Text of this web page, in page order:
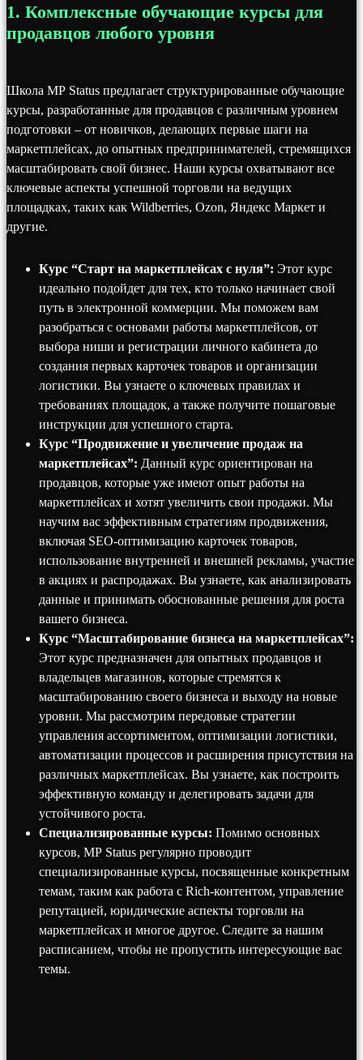
1. Комплексные обучающие курсы для
продавцов любого уровня
Школа MP Status предлагает структурированные обучающие
курсы, разработанные для продавцов с различным уровнем
подготовки – от новичков, делающих первые шаги на
маркетплейсах, до опытных предпринимателей, стремящихся
масштабировать свой бизнес. Наши курсы охватывают все
ключевые аспекты успешной торговли на ведущих
площадках, таких как Wildberries, Ozon, Яндекс Маркет и
другие.
Курс “Старт на маркетплейсах с нуля”: Этот курс
идеально подойдет для тех, кто только начинает свой
путь в электронной коммерции. Мы поможем вам
разобраться с основами работы маркетплейсов, от
выбора ниши и регистрации личного кабинета до
создания первых карточек товаров и организации
логистики. Вы узнаете о ключевых правилах и
требованиях площадок, а также получите пошаговые
инструкции для успешного старта.
Курс “Продвижение и увеличение продаж на
маркетплейсах”: Данный курс ориентирован на
продавцов, которые уже имеют опыт работы на
маркетплейсах и хотят увеличить свои продажи. Мы
научим вас эффективным стратегиям продвижения,
включая SEO-оптимизацию карточек товаров,
использование внутренней и внешней рекламы, участие
в акциях и распродажах. Вы узнаете, как анализировать
данные и принимать обоснованные решения для роста
вашего бизнеса.
Курс “Масштабирование бизнеса на маркетплейсах”:
Этот курс предназначен для опытных продавцов и
владельцев магазинов, которые стремятся к
масштабированию своего бизнеса и выходу на новые
уровни. Мы рассмотрим передовые стратегии
управления ассортиментом, оптимизации логистики,
автоматизации процессов и расширения присутствия на
различных маркетплейсах. Вы узнаете, как построить
эффективную команду и делегировать задачи для
устойчивого роста.
Специализированные курсы: Помимо основных
курсов, MP Status регулярно проводит
специализированные курсы, посвященные конкретным
темам, таким как работа с Rich-контентом, управление
репутацией, юридические аспекты торговли на
маркетплейсах и многое другое. Следите за нашим
расписанием, чтобы не пропустить интересующие вас
темы.